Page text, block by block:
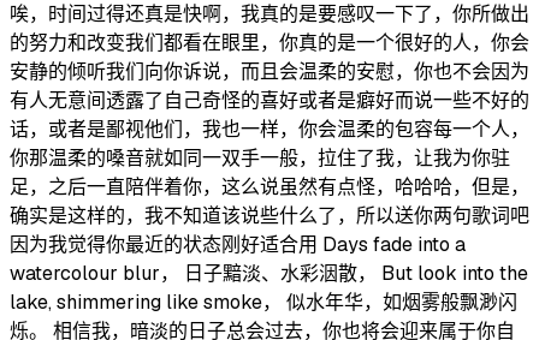
唉，时间过得还真是快啊，我真的是要感叹一下了，你所做出
的努力和改变我们都看在眼里，你真的是一个很好的人，你会
安静的倾听我们向你诉说，而且会温柔的安慰，你也不会因为
有人无意间透露了自己奇怪的喜好或者是癖好而说一些不好的
话，或者是鄙视他们，我也一样，你会温柔的包容每一个人，
你那温柔的嗓音就如同一双手一般，拉住了我，让我为你驻
足，之后一直陪伴着你，这么说虽然有点怪，哈哈哈，但是，
确实是这样的，我不知道该说些什么了，所以送你两句歌词吧
因为我觉得你最近的状态刚好适合用 Days fade into a
watercolour blur， 日子黯淡、水彩洇散， But look into the
lake, shimmering like smoke， 似水年华，如烟雾般飘渺闪
烁。 相信我，暗淡的日子总会过去，你也将会迎来属于你自